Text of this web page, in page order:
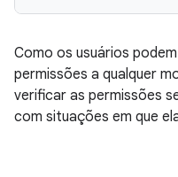
Como os usuários
permissões a qualquer
verificar as permissões
com situações em que